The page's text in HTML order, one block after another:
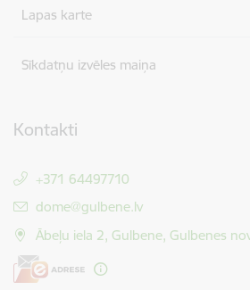
Lapas karte
Sīkdatņu izvēles maiņa
Kontakti
+371 64497710
E-pasts:
dome@gulbene.lv
Ābeļu iela 2, Gulbene, Gulbenes